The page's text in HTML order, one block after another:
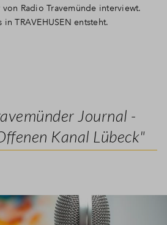
Radio Travemünde interviewt.
TRAVEHUSEN entsteht.
Journal -
Kanal Lübeck"